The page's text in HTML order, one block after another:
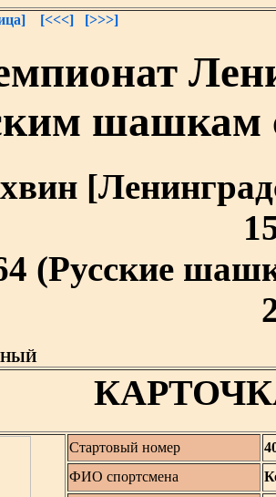
[<<<] [>>>]
шашкам
(Русские
Стартовый номер
ФИО спортсмена